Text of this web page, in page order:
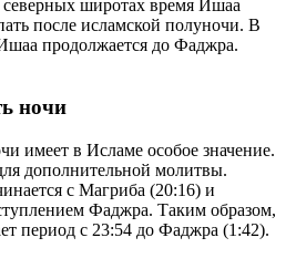
северных широтах время Ишаа
после исламской полуночи. В
продолжается до Фаджра.
ночи
имеет в Исламе особое значение.
дополнительной молитвы.
с Магриба (20:16) и
Фаджра. Таким образом,
период с 23:54 до Фаджра (1:42).